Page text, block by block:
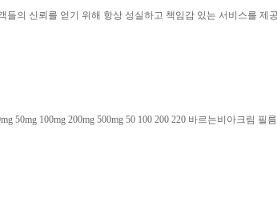
의 신뢰를 얻기 위해 항상 성실하고 책임감 있는 서비스를 제
100mg 200mg 500mg 50 100 200 220 바르는비아크림 필